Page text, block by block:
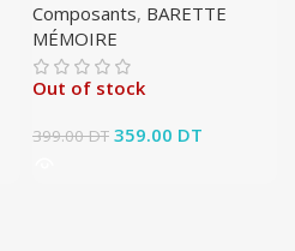
Composants, BARETTE
MÉMOIRE
Out of stock
399.00DT Le prix initial était :
359.00 DT